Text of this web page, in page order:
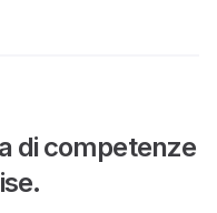
di competenze